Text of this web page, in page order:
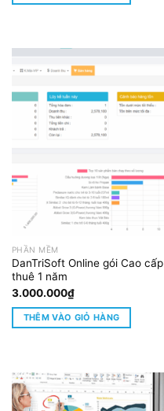
PHẦN MỀM
DanTriSoft Online gói Cao cấp
thuê 1 năm
3.000.000₫
THÊM VÀO GIỎ HÀNG